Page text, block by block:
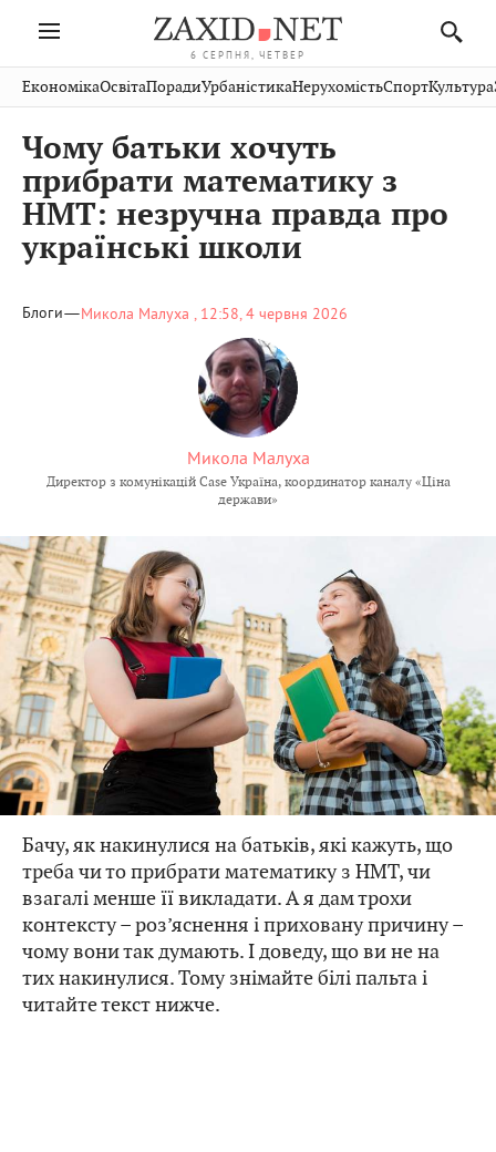
6 СЕРПНЯ, ЧЕТВЕР
Івано-
Франківськ
Тернопіль
Волинь
Закарпаття
Рівне
Шептицький
Стрий
Хмельницький
Публікації
Авто СловкоКультура
Кіно Дім
ФотоОсвітаНерухомість
Домашні
тварини
ЕкономікаОсвітаПорадиУрбаністикаНерухомістьСпортКультура
Чому батьки хочуть
прибрати математику з
НМТ: незручна правда про
українські школи
Блоги—Микола Малуха , 12:58, 4 червня 2026
Микола Малуха
Директор з комунікацій Сase Україна, координатор каналу «Ціна
держави»
Бачу, як накинулися на батьків, які кажуть, що
треба чи то прибрати математику з НМТ, чи
взагалі менше її викладати. А я дам трохи
контексту – роз’яснення і приховану причину –
чому вони так думають. І доведу, що ви не на
тих накинулися. Тому знімайте білі пальта і
читайте текст нижче.